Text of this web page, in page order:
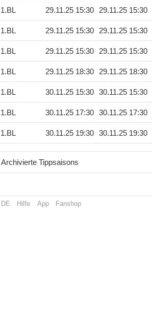
1.BL 29.11.25 15:30 29.11.25 15:30
1.BL 29.11.25 15:30 29.11.25 15:30
1.BL 29.11.25 15:30 29.11.25 15:30
1.BL 29.11.25 18:30 29.11.25 18:30
1.BL 30.11.25 15:30 30.11.25 15:30
1.BL 30.11.25 17:30 30.11.25 17:30
1.BL 30.11.25 19:30 30.11.25 19:30
Archivierte Tippsaisons
DE Hilfe App Fanshop